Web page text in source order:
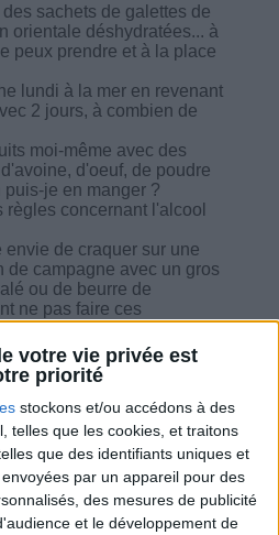
votre vie privée est
priorité
stockons et/ou accédons à des
telles que les cookies, et traitons
que des identifiants uniques et
par un appareil pour des
des mesures de publicité
et le développement de
sachets de galettes de
orientale déshydratées... à
peux prendre et à la place
lundi à la mer en revenant
2 jours, à combien de
moi-même avec des
d'oeuf, de poudre
je en manger ?
concernant l'alcool
envie de craquer sur une
de campagne avec un gros
ou de beurre de
ne pas faire ces
jours chez une
ma façon de me nourrir ?
au restaurant avec le travail,
avec des asperges
et une salade de fruit
Comment rattraper
entre le kiwi vert et le
kiwi et le jaune est plus